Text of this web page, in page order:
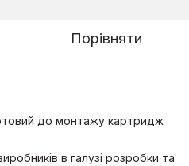
Порівняти
до монтажу картридж
в галузі розробки та